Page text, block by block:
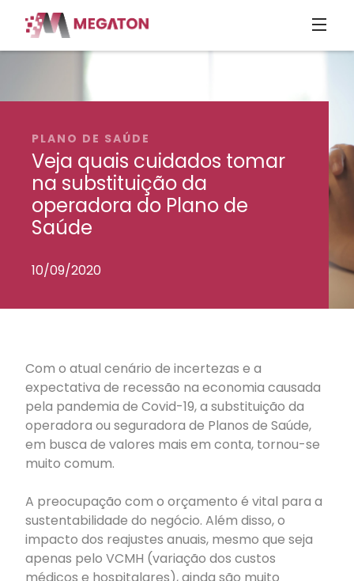
PLANO DE SAÚDE
Veja quais cuidados tomar
na substituição da
operadora do Plano de
Saúde
10/09/2020
Com o atual cenário de incertezas e a
expectativa de recessão na economia causada
pela pandemia de Covid-19, a substituição da
operadora ou seguradora de Planos de Saúde,
em busca de valores mais em conta, tornou-se
muito comum.
A preocupação com o orçamento é vital para a
sustentabilidade do negócio. Além disso, o
impacto dos reajustes anuais, mesmo que seja
apenas pelo VCMH (variação dos custos